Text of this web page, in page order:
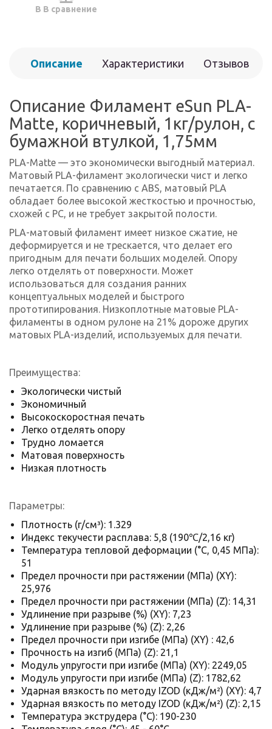
В В сравнение
Описание Характеристики Отзывов
Описание Филамент eSun PLA-
Matte, коричневый, 1кг/рулон, с
бумажной втулкой, 1,75мм
PLA-Matte — это экономически выгодный материал.
Матовый PLA-филамент экологически чист и легко
печатается. По сравнению с ABS, матовый PLA
обладает более высокой жесткостью и прочностью,
схожей с PC, и не требует закрытой полости.
PLA-матовый филамент имеет низкое сжатие, не
деформируется и не трескается, что делает его
пригодным для печати больших моделей. Опору
легко отделять от поверхности. Может
использоваться для создания ранних
концептуальных моделей и быстрого
прототипирования. Низкоплотные матовые PLA-
филаменты в одном рулоне на 21% дороже других
матовых PLA-изделий, используемых для печати.
Преимущества:
Экологически чистый
Экономичный
Высокоскоростная печать
Легко отделять опору
Трудно ломается
Матовая поверхность
Низкая плотность
Параметры:
Плотность (г/см³): 1.329
Индекс текучести расплава: 5,8 (190℃/2,16 кг)
Температура тепловой деформации (°C, 0,45 МПа):
51
Предел прочности при растяжении (МПа) (XY):
25,976
Предел прочности при растяжении (МПа) (Z): 14,31
Удлинение при разрыве (%) (XY): 7,23
Удлинение при разрыве (%) (Z): 2,26
Предел прочности при изгибе (МПа) (XY) : 42,6
Прочность на изгиб (МПа) (Z): 21,1
Модуль упругости при изгибе (МПа) (XY): 2249,05
Модуль упругости при изгибе (МПа) (Z): 1782,62
Ударная вязкость по методу IZOD (кДж/м²) (XY): 4,7
Ударная вязкость по методу IZOD (кДж/м²) (Z): 2,15
Температура экструдера (°C): 190-230